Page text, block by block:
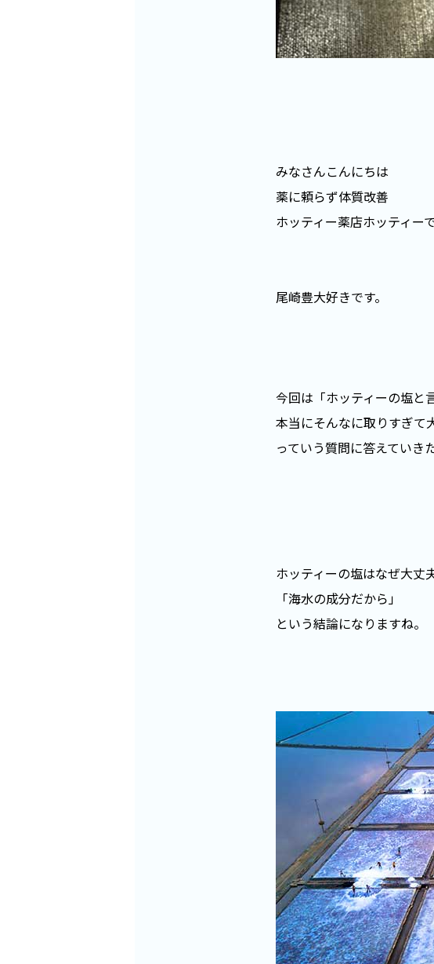
みなさんこんにちは
薬に頼らず体質改善
ホッティー薬店ホッティー
尾崎豊大好きです。
今回は「ホッティーの塩と
本当にそんなに取りすぎて
っていう質問に答えていき
ホッティーの塩はなぜ大丈
「海水の成分だから」
という結論になりますね。